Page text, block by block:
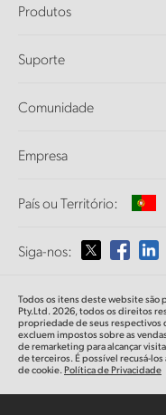
Produtos
DaVinci Resolve e Fusion
Ultimatte
Captura e Reprodução
Conversão de Padrões
Monitoramento
Armazenamento em Rede
Roteamento e Distribuição
Streaming e Codificação
Suporte
Central de Suporte Técnico
Comunidade
Empresa
Sobre a Blackmagic Design
Imprensa
País ou Território:
Selecione seu país ou
Australia
Austria
Siga-nos:
Todos os itens deste website
Pty.Ltd. 2026, todos os direitos
propriedade de seus respectivos
excluem impostos sobre as
de remarketing para alcançar
de terceiros. É possível recusá-
de cookie.Política de Privacidade